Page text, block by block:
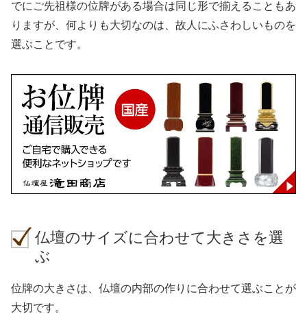
でにご先祖様の位牌がある場合は同じ形で揃えることもあ
りますが、何よりも大切なのは、故人にふさわしいものを
選ぶことです。
仏壇のサイズに合わせて大きさを選
ぶ
位牌の大きさは、仏壇の内部の作りに合わせて選ぶことが
大切です。